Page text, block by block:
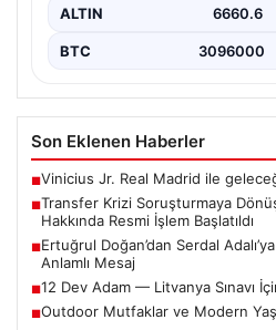
ALTIN 6660.6
BTC 3096000
Son Eklenen Haberler
■Vinicius Jr. Real Madrid ile
■Transfer Krizi Soruşturmaya
Hakkında Resmi İşlem Başlatıldı
■Ertuğrul Doğan’dan Serdal
Anlamlı Mesaj
■12 Dev Adam — Litvanya Sınavı
■Outdoor Mutfaklar ve Modern